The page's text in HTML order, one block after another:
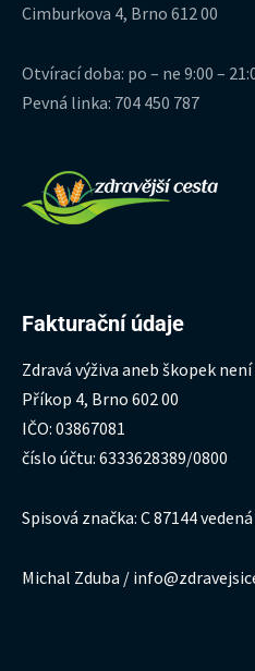
Cimburkova 4, Brno 612 00
Otvírací doba: po – ne 9:00 –
Pevná linka: 704 450 787
Fakturační údaje
Zdravá výživa aneb škopek není
Příkop 4, Brno 602 00
IČO: 03867081
číslo účtu: 6333628389/0800
Spisová značka: C 87144
Michal Zduba /